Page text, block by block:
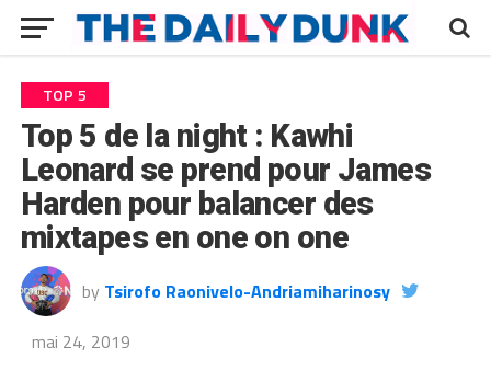
TOP 5
Top 5 de la night : Kawhi
Leonard se prend pour James
Harden pour balancer des
mixtapes en one on one
by Tsirofo Raonivelo-Andriamiharinosy
mai 24, 2019